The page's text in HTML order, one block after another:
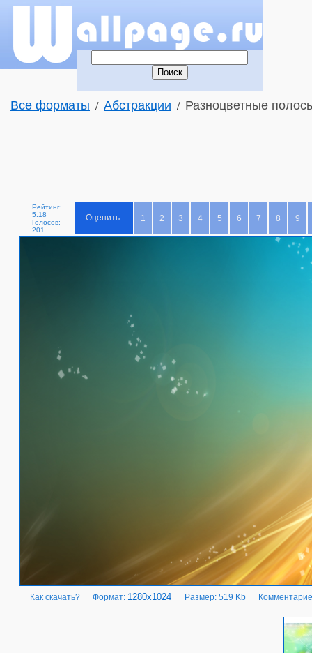
Все форматы / Абстракции / Разноцветные
Рейтинг:
5.18
Голосов:
201
Оценить: 1 2 3 4 5 6 7 8 9
Как скачать? Формат: 1280x1024 Размер: 519 Kb